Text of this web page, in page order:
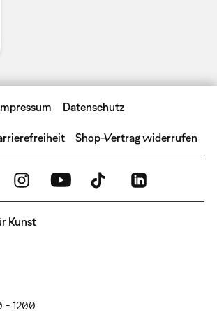
Datenschutz
Shop-Vertrag widerrufen
Kunst
- 1200